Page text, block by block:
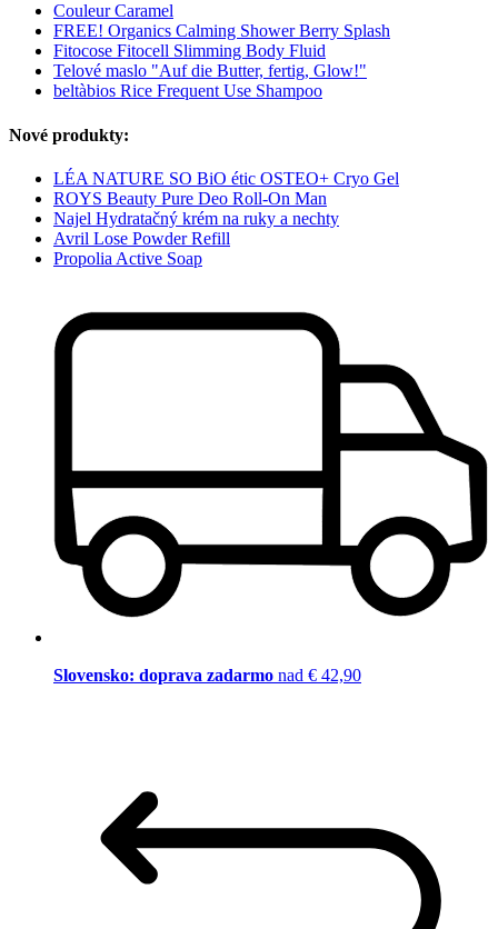
Couleur Caramel
FREE! Organics Calming Shower Berry Splash
Fitocose Fitocell Slimming Body Fluid
Telové maslo "Auf die Butter, fertig, Glow!"
beltàbios Rice Frequent Use Shampoo
Nové produkty:
LÉA NATURE SO BiO étic OSTEO+ Cryo Gel
ROYS Beauty Pure Deo Roll-On Man
Najel Hydratačný krém na ruky a nechty
Avril Lose Powder Refill
Propolia Active Soap
Slovensko: doprava zadarmo nad € 42,90